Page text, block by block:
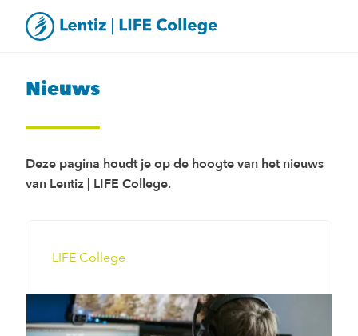
Nieuws
Deze pagina houdt je op de hoogte van het nieuws
van Lentiz | LIFE College.
LIFE College